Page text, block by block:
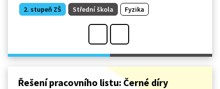
2. stupeň ZŠ Střední škola Fyzika
Řešení pracovního listu: Černé díry